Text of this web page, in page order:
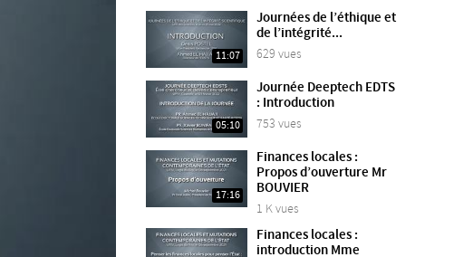
11:07
Journées de l’éthique et
de l’intégrité...
629 vues
05:10
Journée Deeptech EDTS
: Introduction
753 vues
17:16
Finances locales :
Propos d’ouverture Mr
BOUVIER
1 K vues
Finances locales :
introduction Mme